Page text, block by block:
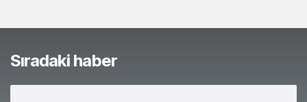
Sıradaki haber